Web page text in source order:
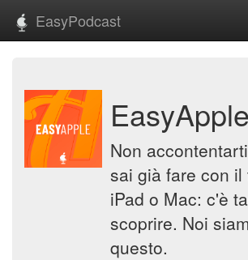
EasyPodcast
EasyApple
Non
sai già fare con il
iPad o Mac: c'è
scoprire. Noi
questo.